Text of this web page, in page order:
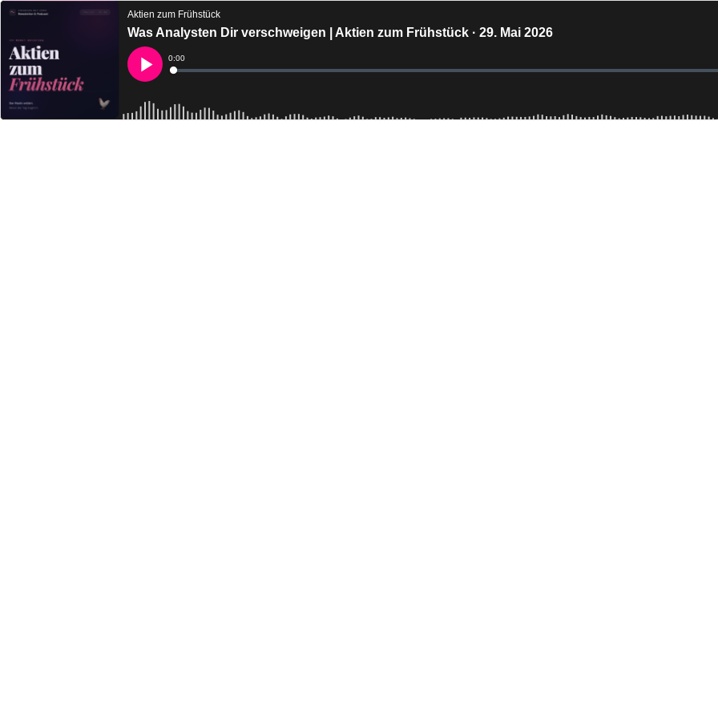
Aktien zum Frühstück
Was Analysten Dir verschweigen | Aktien zum Frühstück · 29. Mai 2026
Play
Current
Time
0:00
Loaded: